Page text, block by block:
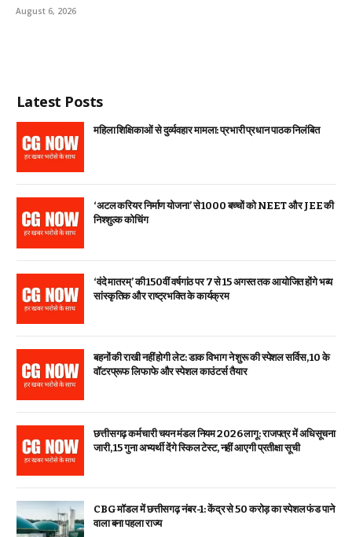
August 6, 2026
Latest Posts
महिला शिक्षिकाओं से दुर्व्यवहार मामला: प्रभारी प्रधान पाठक निलंबित
‘अटल करियर निर्माण योजना’ से 1000 बच्चों को NEET और JEE की
निश्शुल्क कोचिंग
‘वंदे मातरम्’ की 150वीं वर्षगांठ पर 7 से 15 अगस्त तक आयोजित होंगे भव्य
सांस्कृतिक और राष्ट्रभक्ति के कार्यक्रम
बहनों की राखी नहीं होगी लेट: डाक विभाग ने शुरू की स्पेशल सर्विस, ₹10 के
वॉटरप्रूफ लिफाफे और स्पेशल काउंटर्स तैयार
छत्तीसगढ़ कर्मचारी चयन मंडल नियम 2026 लागू: राजपत्र में अधिसूचना
जारी, 15 गुना अभ्यर्थी देंगे स्किल टेस्ट, नहीं आएगी प्रतीक्षा सूची
CBG मॉडल में छत्तीसगढ़ नंबर-1: केंद्र से ₹50 करोड़ का स्पेशल फंड पाने
वाला बना पहला राज्य